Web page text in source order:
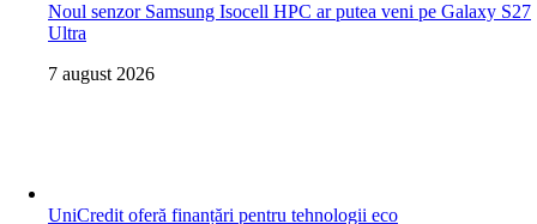
Noul senzor Samsung Isocell HPC ar putea veni pe Galaxy S27
Ultra
7 august 2026
UniCredit oferă finanțări pentru tehnologii eco